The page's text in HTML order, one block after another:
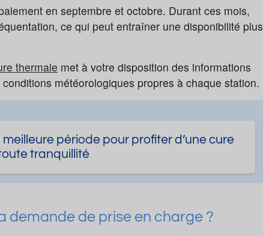
en septembre et octobre. Durant ces mois,
ce qui peut entraîner une disponibilité plus
thermale met à votre disposition des informations
météorologiques propres à chaque station.
meilleure période pour profiter d’une cure
tranquillité
demande de prise en charge ?